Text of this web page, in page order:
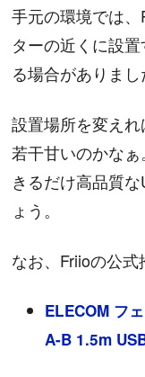
手元の環境では
ターの近くに設
る場合がありまし
設置場所を変え
若干甘いのかな
きるだけ高品質
ょう。
なお、Friioの公式
ELECOM フ
A-B 1.5m